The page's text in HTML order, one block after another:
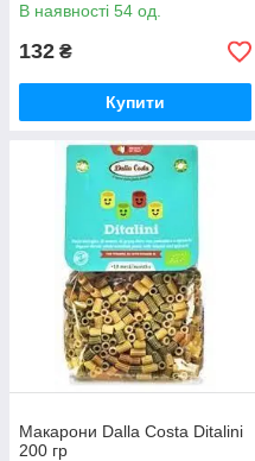
В наявності 54 од.
132 ₴
Купити
Макарони Dalla Costa Ditalini
200 гр